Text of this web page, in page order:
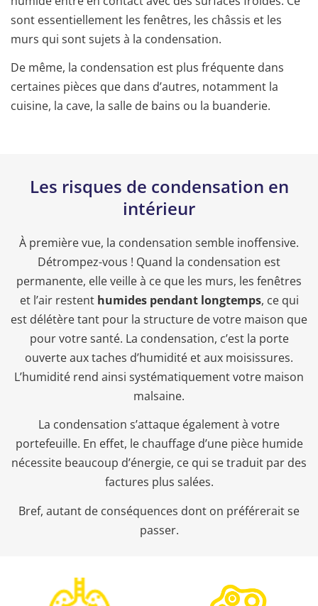
sont essentiellement les fenêtres, les châssis et les
murs qui sont sujets à la condensation.
De même, la condensation est plus fréquente dans
certaines pièces que dans d’autres, notamment la
cuisine, la cave, la salle de bains ou la buanderie.
Les risques de condensation en
intérieur
À première vue, la condensation semble inoffensive.
Détrompez-vous ! Quand la condensation est
permanente, elle veille à ce que les murs, les fenêtres
et l’air restent humides pendant longtemps, ce qui
est délétère tant pour la structure de votre maison que
pour votre santé. La condensation, c’est la porte
ouverte aux taches d’humidité et aux moisissures.
L’humidité rend ainsi systématiquement votre maison
malsaine.
La condensation s’attaque également à votre
portefeuille. En effet, le chauffage d’une pièce humide
nécessite beaucoup d’énergie, ce qui se traduit par des
factures plus salées.
Bref, autant de conséquences dont on préférerait se
passer.